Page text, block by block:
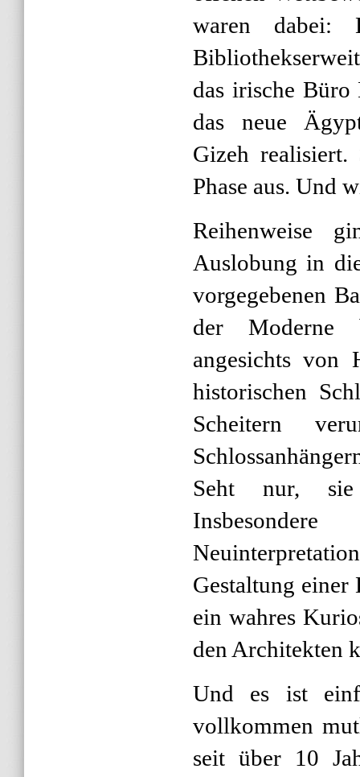
waren dabei:
das irische Büro
das neue
Gizeh
Phase aus. Und
Reihenweise
Auslobung in
vorgegebenen
der Moderne
angesichts von
historischen
Scheitern
Seht nur,
Gestaltung einer
ein wahres
den Architekten
Und es ist
vollkommen
seit über 10